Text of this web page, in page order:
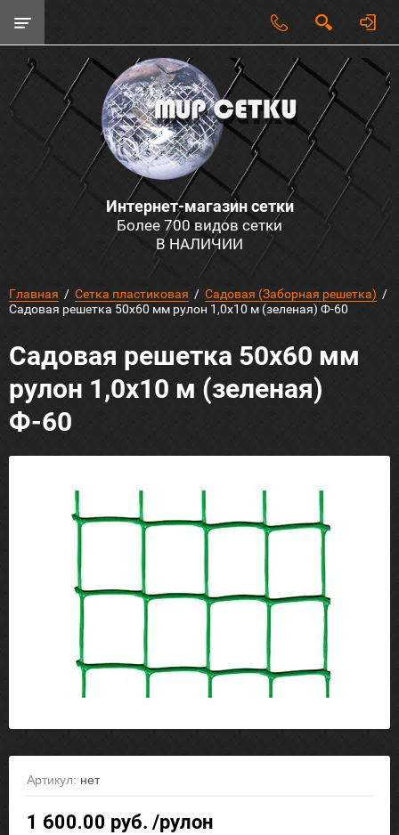
Интернет-магазин сетки
Более 700 видов сетки
В НАЛИЧИИ
Главная
  /
Сетка пластиковая
  /
Садовая (Заборная решетка)
  /
Садовая решетка 50х60 мм рулон 1,0х10 м (зеленая) Ф-60
Садовая решетка 50х60 мм
рулон 1,0х10 м (зеленая)
Ф-60
Артикул: нет
1 600.00 руб. /рулон